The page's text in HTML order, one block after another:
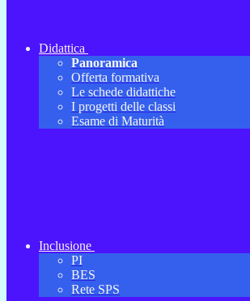
Didattica
Panoramica
Offerta formativa
Le schede didattiche
I progetti delle classi
Esame di Maturità
Inclusione
PI
BES
Rete SPS